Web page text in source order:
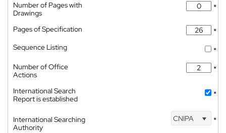
Number of Pages with
Drawings
*
Pages of Specification
*
Sequence Listing
*
Number of Office
Actions
*
International Search
Report is established
*
International Searching
Authority
CNIPA *